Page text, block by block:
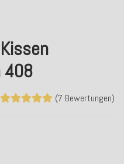
408
(7 Bewertungen)